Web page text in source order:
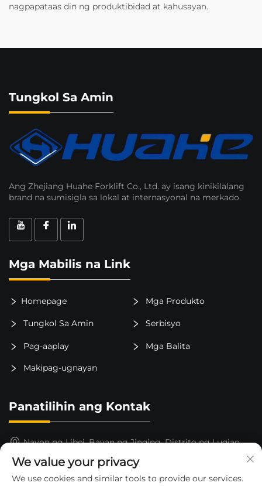
nagpapataas din ng produktibidad at kahusayan.
Tungkol Sa Amin
Ang Zhejiang Huahe Forklift Co., Ltd. ay isang kinikilalang
brand na sumisigla sa lokal at internasyonal na merkado.
Mga Mabilis na Link
Homepage Mga Produkto
Tungkol Sa Amin Serbisyo
Pag-aaplay Mga Balita
Makipag-ugnayan
Panatilihin ang Kontak
Nayon ng Libei, Bayan ng Jinqing, Distrito ng Luqiao,
15325652000
We value your privacy
We use cookies and similar tools to provide our services.